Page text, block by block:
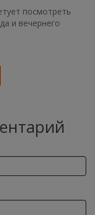
посмотреть
и вечернего